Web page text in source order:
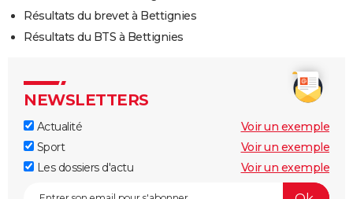
Résultats du brevet à Bettignies
Résultats du BTS à Bettignies
NEWSLETTERS
Actualité
Voir un exemple
Sport
Voir un exemple
Les dossiers d'actu
Voir un exemple